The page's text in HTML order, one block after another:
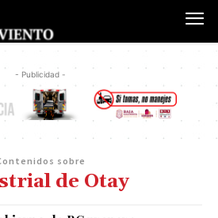
- Publicidad -
sobre
de Otay